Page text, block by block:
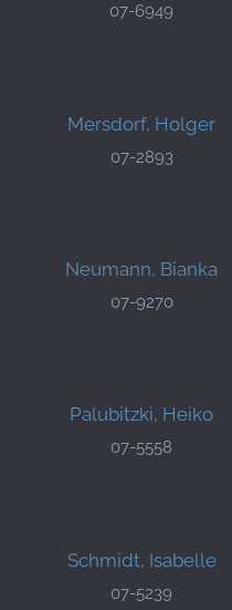
07-6949
Mersdorf, Holger
07-2893
Neumann, Bianka
07-9270
Palubitzki, Heiko
07-5558
Schmidt, Isabelle
07-5239